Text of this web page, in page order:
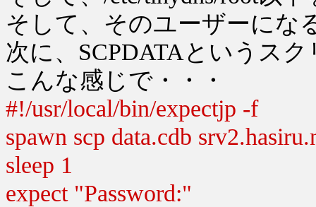
そして、そのユーザーにな
次に、SCPDATAというス
こんな感じで・・・
#!/usr/local/bin/expectjp -f
spawn scp data.cdb
sleep 1
expect "Password:"